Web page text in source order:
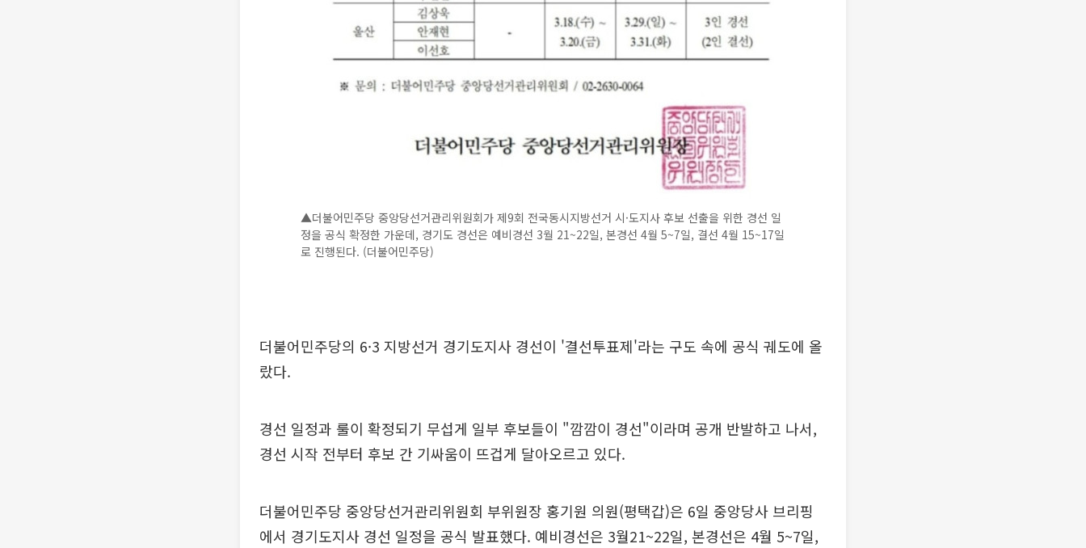
▲더불어민주당 중앙당선거관리위원회가 제9회 전국동시지방선거 시·도지사 후보 선출을 위한 경선 일
정을 공식 확정한 가운데, 경기도 경선은 예비경선 3월 21~22일, 본경선 4월 5~7일, 결선 4월 15~17일
로 진행된다. (더불어민주당)
더불어민주당의 6·3 지방선거 경기도지사 경선이 '결선투표제'라는 구도 속에 공식 궤도에 올
랐다.
경선 일정과 룰이 확정되기 무섭게 일부 후보들이 "깜깜이 경선"이라며 공개 반발하고 나서,
경선 시작 전부터 후보 간 기싸움이 뜨겁게 달아오르고 있다.
더불어민주당 중앙당선거관리위원회 부위원장 홍기원 의원(평택갑)은 6일 중앙당사 브리핑
에서 경기도지사 경선 일정을 공식 발표했다. 예비경선은 3월21~22일, 본경선은 4월 5~7일,